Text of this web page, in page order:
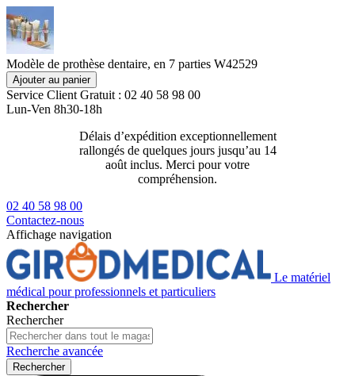
Modèle de prothèse dentaire, en 7 parties W42529
Ajouter au panier
Service Client Gratuit : 02 40 58 98 00
Lun-Ven 8h30-18h
Délais d’expédition exceptionnellement
rallongés de quelques jours jusqu’au 14
août inclus. Merci pour votre
compréhension.
02 40 58 98 00
Contactez-nous
Affichage navigation
Le matériel
médical pour professionnels et particuliers
Rechercher
Rechercher
Recherche avancée
Rechercher